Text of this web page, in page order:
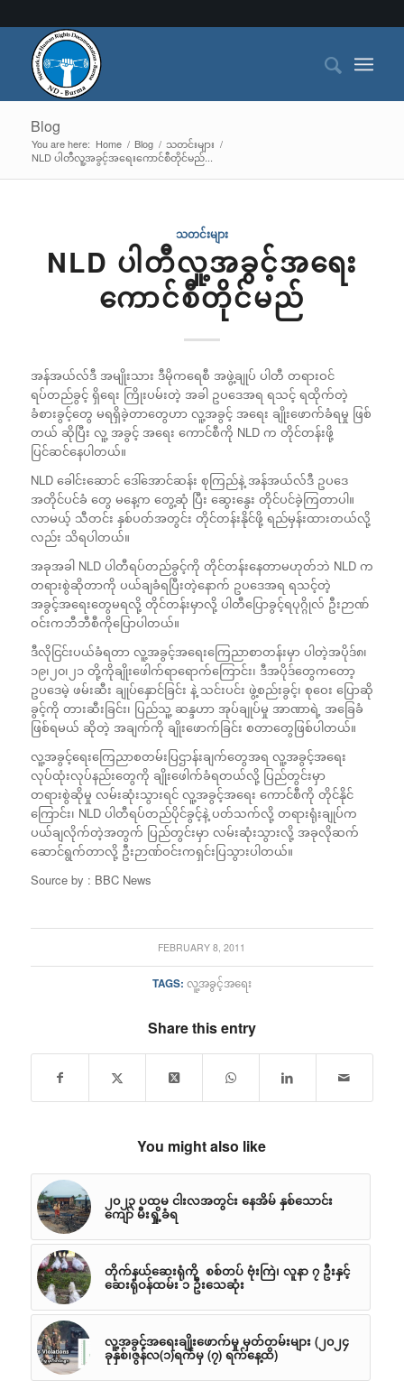
Blog
You are here: Home / Blog / သတင်းများ /
NLD ပါတီလူ့အခွင့်အရေးကောင်စီတိုင်မည်...
သတင်းများ
NLD ပါတီလူ့အခွင့်အရေး
ကောင်စီတိုင်မည်
အန်အယ်လ်ဒီ အမျိုးသား ဒီမိုကရေစီ အဖွဲ့ချုပ် ပါတီ တရားဝင်
ရပ်တည်ခွင့် ရှိရေး ကြိုးပမ်းတဲ့ အခါ ဥပဒေအရ ရသင့် ရထိုက်တဲ့
ခံစားခွင့်တွေ မရရှိခဲ့တာတွေဟာ လူ့အခွင့် အရေး ချိုးဖောက်ခံရမှု ဖြစ်
တယ် ဆိုပြီး လူ့ အခွင့် အရေး ကောင်စီကို NLD က တိုင်တန်းဖို့
ပြင်ဆင်နေပါတယ်။
NLD ခေါင်းဆောင် ဒေါ်အောင်ဆန်း စုကြည်နဲ့ အန်အယ်လ်ဒီ ဥပဒေ
အတိုင်ပင်ခံ တွေ မနေ့က တွေ့ဆုံ ပြီး ဆွေးနွေး တိုင်ပင်ခဲ့ကြတာပါ။
လာမယ့် သီတင်း နှစ်ပတ်အတွင်း တိုင်တန်းနိုင်ဖို့ ရည်မှန်းထားတယ်လို့
လည်း သိရပါတယ်။
အခုအခါ NLD ပါတီရပ်တည်ခွင့်ကို တိုင်တန်းနေတာမဟုတ်ဘဲ NLD က
တရားစွဲဆိုတာကို ပယ်ချခံရပြီးတဲ့နောက် ဥပဒေအရ ရသင့်တဲ့
အခွင့်အရေးတွေမရလို့ တိုင်တန်းမှာလို့ ပါတီပြောခွင့်ရပုဂ္ဂိုလ် ဦးဉာဏ်
ဝင်းကဘီဘီစီကိုပြောပါတယ်။
ဒီလိုငြင်းပယ်ခံရတာ လူ့အခွင့်အရေးကြေညာစာတန်းမှာ ပါတဲ့အပိုဒ်၈၊
၁၉၊၂၀၊၂၁ တို့ကိုချိုးဖေါက်ရာရောက်ကြောင်း၊ ဒီအပိုဒ်တွေကတော့
ဥပဒေမဲ့ ဖမ်းဆီး ချုပ်နှောင်ခြင်း နဲ့ သင်းပင်း ဖွဲ့စည်းခွင့်၊ စုဝေး ပြောဆို
ခွင့်ကို တားဆီးခြင်း၊ ပြည်သူ့ ဆန္ဒဟာ အုပ်ချုပ်မှု အာဏာရဲ့ အခြေခံ
ဖြစ်ရမယ် ဆိုတဲ့ အချက်ကို ချိုးဖောက်ခြင်း စတာတွေဖြစ်ပါတယ်။
လူ့အခွင့်ရေးကြေညာစတမ်းပြဌာန်းချက်တွေအရ လူ့အခွင့်အရေး
လုပ်ထုံးလုပ်နည်းတွေကို ချိုးဖေါက်ခံရတယ်လို့ ပြည်တွင်းမှာ
တရားစွဲဆိုမှု လမ်းဆုံးသွားရင် လူ့အခွင့်အရေး ကောင်စီကို တိုင်နိုင်
ကြောင်း၊ NLD ပါတီရပ်တည်ပိုင်ခွင့်နဲ့ ပတ်သက်လို့ တရားရုံးချုပ်က
ပယ်ချလိုက်တဲ့အတွက် ပြည်တွင်းမှာ လမ်းဆုံးသွားလို့ အခုလိုဆက်
ဆောင်ရွက်တာလို့ ဦးဉာဏ်ဝင်းကရှင်းပြသွားပါတယ်။
Source by : BBC News
FEBRUARY 8, 2011
TAGS: လူ့အခွင့်အရေး
Share this entry
You might also like
၂၀၂၃ ပထမ ငါးလအတွင်း နေအိမ် နှစ်သောင်း
ကျော် မီးရှို့ခံရ
တိုက်နယ်ဆေးရုံကို စစ်တပ် ဗုံးကြဲ၊ လူနာ ၇ ဦးနှင့်
ဆေးရုံဝန်ထမ်း ၁ ဦးသေဆုံး
လူ့အခွင့်အရေးချိုးဖောက်မှု မှတ်တမ်းများ (၂၀၂၄
ခုနှစ်၊ဇွန်လ(၁)ရက်မှ (၇) ရက်နေ့ထိ)